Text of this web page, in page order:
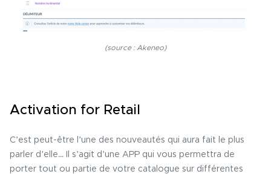
(source : Akeneo)
Activation for Retail
C’est peut-être l’une des nouveautés qui aura fait le plus
parler d’elle… Il s’agit d’une APP qui vous permettra de
porter tout ou partie de votre catalogue sur différentes